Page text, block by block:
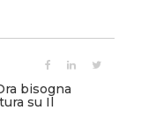
bisogna
su Il